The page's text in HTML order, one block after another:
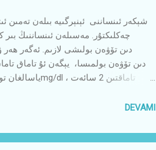
شېكەر ئىنساننى ئېنېرگىيە بىلەن تەمىن
پەرق ئۇ قەدەر ئازدەك كۆرۈنگەنDEVAMI